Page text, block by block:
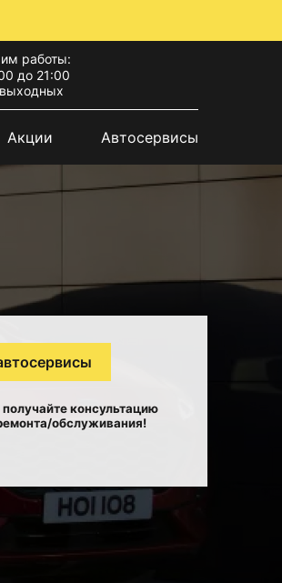
работы:
до 21:00
Акции Автосервисы
консультацию
обслуживания!